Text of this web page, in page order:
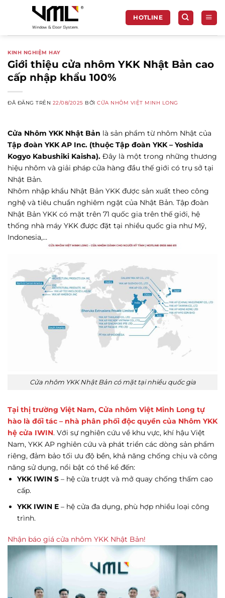
HOTLINE
KINH NGHIỆM HAY
Giới thiệu cửa nhôm YKK Nhật Bản cao
cấp nhập khẩu 100%
ĐÃ ĐĂNG TRÊN 22/08/2025 BỞICỬA NHÔM VIỆT MINH LONG
Cửa Nhôm YKK Nhật Bản là sản phẩm từ nhôm Nhật của
Tập đoàn YKK AP Inc. (thuộc Tập đoàn YKK – Yoshida
Kogyo Kabushiki Kaisha). Đây là một trong những thương
hiệu nhôm và giải pháp cửa hàng đầu thế giới có trụ sở tại
Nhật Bản.
Nhôm nhập khẩu Nhật Bản YKK được sản xuất theo công
nghệ và tiêu chuẩn nghiêm ngặt của Nhật Bản. Tập đoàn
Nhật Bản YKK có mặt trên 71 quốc gia trên thế giới, hệ
thống nhà máy YKK được đặt tại nhiều quốc gia như Mỹ,
Indonesia,…
Cửa nhôm YKK Nhật Bản có mặt tại nhiều quốc gia
Tại thị trường Việt Nam, Cửa nhôm Việt Minh Long tự
hào là đối tác – nhà phân phối độc quyền của Nhôm YKK
hệ cửa IWIN. Với sự nghiên cứu về khu vực, khí hậu Việt
Nam, YKK AP nghiên cứu và phát triển các dòng sản phẩm
riêng, đảm bảo tối ưu độ bền, khả năng chống chịu và công
năng sử dụng, nổi bật có thể kể đến:
YKK IWIN S– hệ cửa trượt và mở quay chống thấm cao
cấp.
YKK IWIN E– hệ cửa đa dụng, phù hợp nhiều loại công
trình.
Nhận báo giá cửa nhôm YKK Nhật Bản!